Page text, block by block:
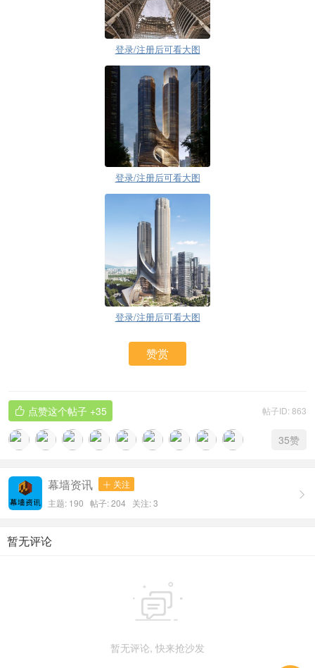
登录/注册后可看大图
登录/注册后可看大图
登录/注册后可看大图
赞赏
帖子ID: 863
 点赞这个帖子 +35
35赞

幕墙资讯  关注
主题: 190 帖子: 204 关注:3
暂无评论

暂无评论, 快来抢沙发